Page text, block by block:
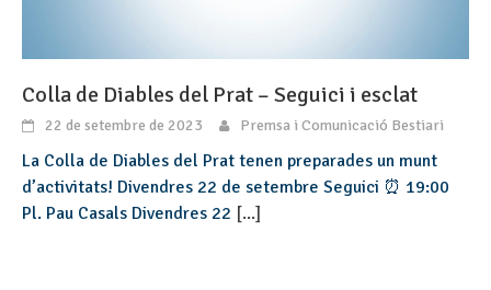
Colla de Diables del Prat – Seguici i esclat
22 de setembre de 2023 Premsa i Comunicació Bestiari
La Colla de Diables del Prat tenen preparades un munt
d’activitats! Divendres 22 de setembre Seguici ⏰ 19:00
Pl. Pau Casals Divendres 22 [...]